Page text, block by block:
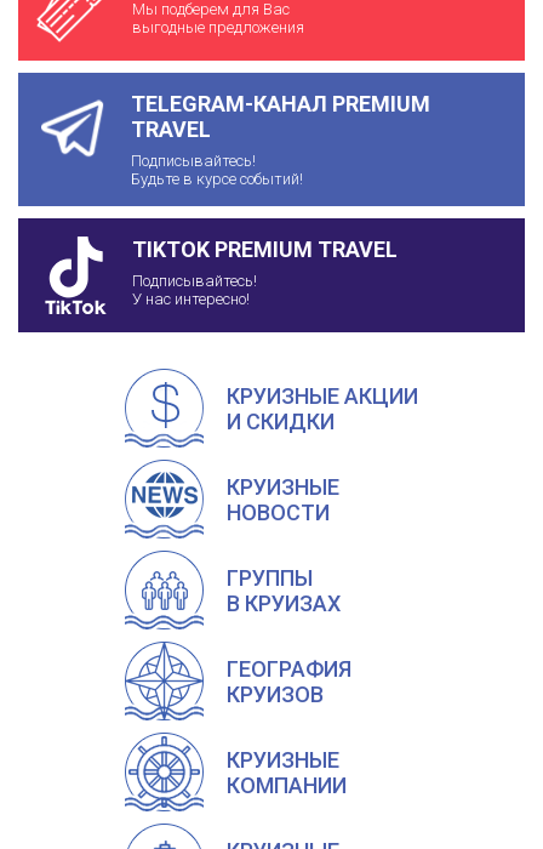
Мы подберем для Вас
выгодные предложения
TELEGRAM-КАНАЛ PREMIUM
TRAVEL
Подписывайтесь!
Будьте в курсе событий!
TIKTOK PREMIUM TRAVEL
Подписывайтесь!
У нас интересно!
КРУИЗНЫЕ АКЦИИ
И СКИДКИ
КРУИЗНЫЕ
НОВОСТИ
ГРУППЫ
В КРУИЗАХ
ГЕОГРАФИЯ
КРУИЗОВ
КРУИЗНЫЕ
КОМПАНИИ